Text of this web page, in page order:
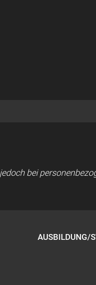
bei
AUSBILDUNG/